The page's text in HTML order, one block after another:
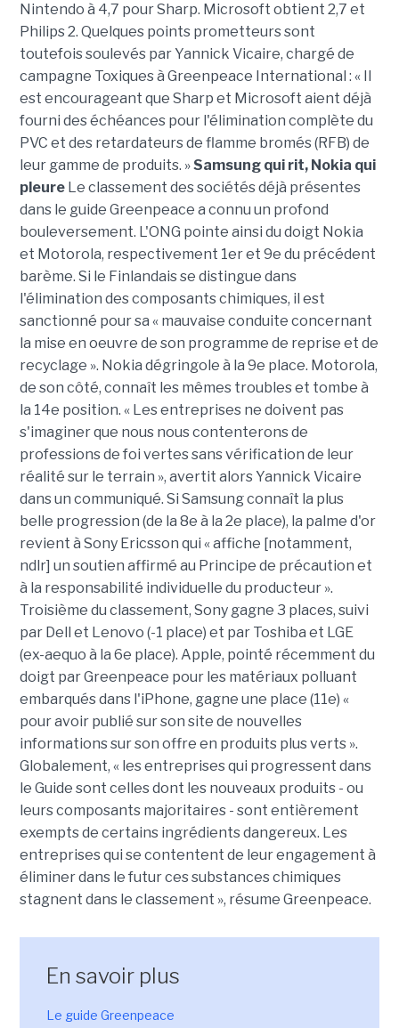
Nintendo à 4,7 pour Sharp. Microsoft obtient 2,7 et
Philips 2. Quelques points prometteurs sont
toutefois soulevés par Yannick Vicaire, chargé de
campagne Toxiques à Greenpeace International : « Il
est encourageant que Sharp et Microsoft aient déjà
fourni des échéances pour l'élimination complète du
PVC et des retardateurs de flamme bromés (RFB) de
leur gamme de produits. »Samsung qui rit, Nokia qui
pleureLe classement des sociétés déjà présentes
dans le guide Greenpeace a connu un profond
bouleversement. L'ONG pointe ainsi du doigt Nokia
et Motorola, respectivement 1er et 9e du précédent
barème. Si le Finlandais se distingue dans
l'élimination des composants chimiques, il est
sanctionné pour sa « mauvaise conduite concernant
la mise en oeuvre de son programme de reprise et de
recyclage ». Nokia dégringole à la 9e place. Motorola,
de son côté, connaît les mêmes troubles et tombe à
la 14e position. « Les entreprises ne doivent pas
s'imaginer que nous nous contenterons de
professions de foi vertes sans vérification de leur
réalité sur le terrain », avertit alors Yannick Vicaire
dans un communiqué. Si Samsung connaît la plus
belle progression (de la 8e à la 2e place), la palme d'or
revient à Sony Ericsson qui « affiche [notamment,
ndlr] un soutien affirmé au Principe de précaution et
à la responsabilité individuelle du producteur ».
Troisième du classement, Sony gagne 3 places, suivi
par Dell et Lenovo (-1 place) et par Toshiba et LGE
(ex-aequo à la 6e place). Apple, pointé récemment du
doigt par Greenpeace pour les matériaux polluant
embarqués dans l'iPhone, gagne une place (11e) «
pour avoir publié sur son site de nouvelles
informations sur son offre en produits plus verts ».
Globalement, « les entreprises qui progressent dans
le Guide sont celles dont les nouveaux produits - ou
leurs composants majoritaires - sont entièrement
exempts de certains ingrédients dangereux. Les
entreprises qui se contentent de leur engagement à
éliminer dans le futur ces substances chimiques
stagnent dans le classement », résume Greenpeace.
En savoir plus
Le guide Greenpeace